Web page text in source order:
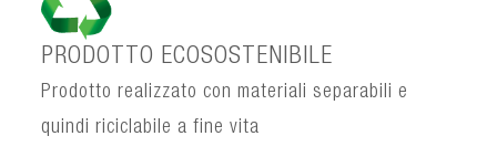
PRODOTTO ECOSOSTENIBILE
Prodotto realizzato con materiali separabili e
quindi riciclabile a fine vita